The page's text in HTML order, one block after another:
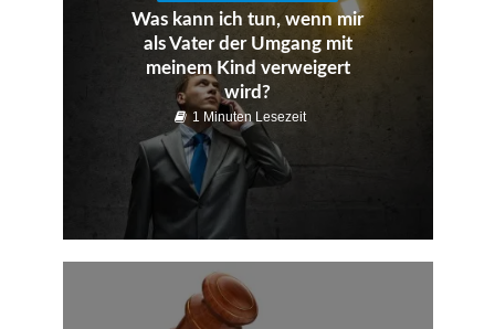
Was kann ich tun, wenn mir
als Vater der Umgang mit
meinem Kind verweigert
wird?
1 Minuten Lesezeit